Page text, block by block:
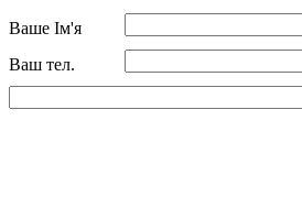
Ваше Ім'я
Ваш тел.